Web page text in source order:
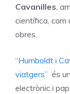
Cavanilles,
científica, com
obres.
“Humboldt i
viatgers” és
electrònic i